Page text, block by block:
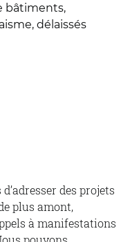
bâtiments,
délaissés
des projets
plus amont,
à manifestations